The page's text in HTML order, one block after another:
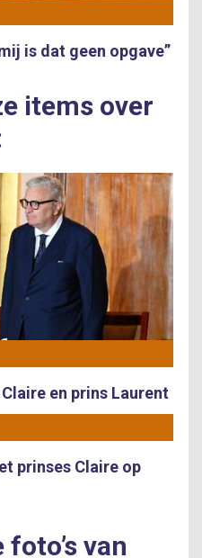
is dat geen opgave”
items over
en prins Laurent
prinses Claire op
van